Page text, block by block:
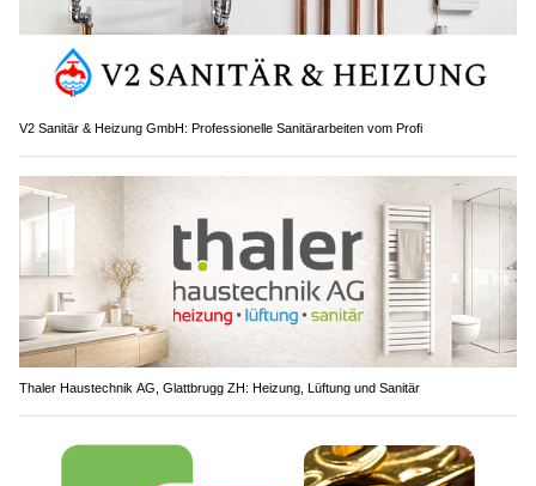
V2 Sanitär & Heizung GmbH: Professionelle Sanitärarbeiten vom Profi
Thaler Haustechnik AG, Glattbrugg ZH: Heizung, Lüftung und Sanitär